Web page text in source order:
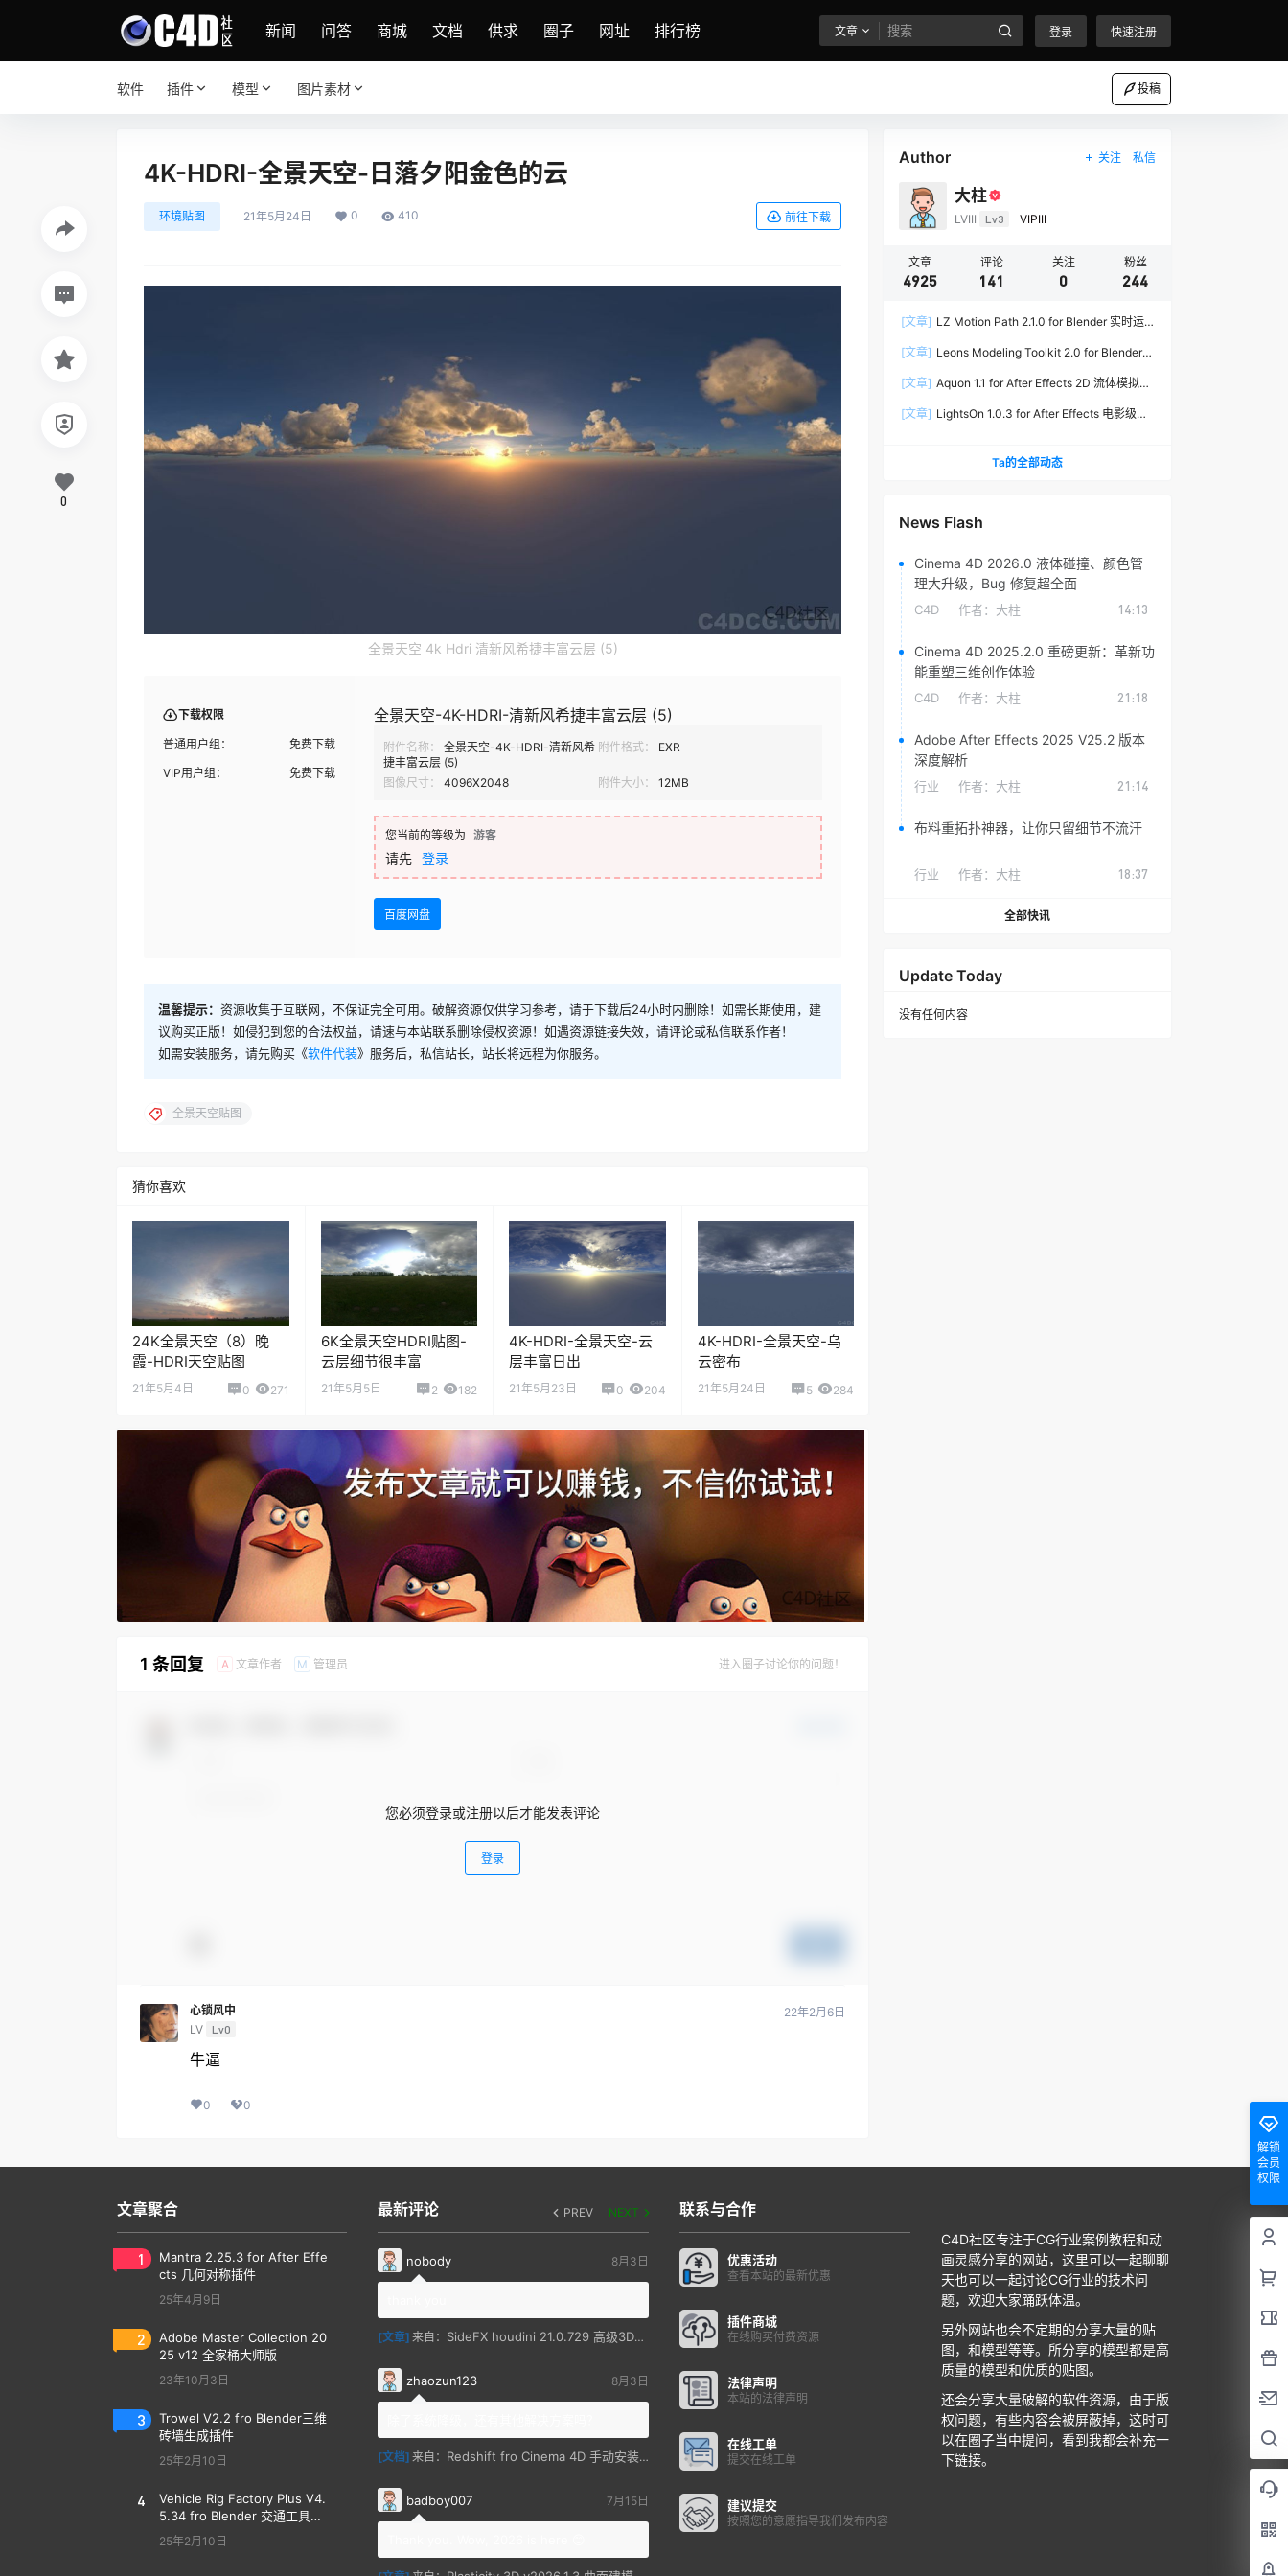
新闻 问答 商城 文档 供求 圈子 网址 排行榜 文章 登录 快速注册
软件 插件 模型 图片素材 投稿
4K-HDRI-全景天空-日落夕阳金色的云
环境贴图 21年5月24日 0 410 前往下载
全景天空 4k Hdri 清新风希捷丰富云层 (5)
下载权限
普通用户组：
免费下载
VIP用户组：
免费下载
全景天空-4K-HDRI-清新风希捷丰富云层 (5)
附件名称：
全景天空-4K-HDRI-清新风希
捷丰富云层 (5)
附件格式： EXR
图像尺寸： 4096X2048 附件大小： 12MB
您当前的等级为 游客
请先 登录
百度网盘
温馨提示： 资源收集于互联网，不保证完全可用。破解资源仅供学习参考，请于下载后24小时内删除！如需长期使用，建
议购买正版！如侵犯到您的合法权益，请速与本站联系删除侵权资源！如遇资源链接失效，请评论或私信联系作者！
如需安装服务，请先购买《软件代装》服务后，私信站长，站长将远程为你服务。
0
全景天空贴图
猜你喜欢
24K全景天空（8）晚
霞-HDRI天空贴图
21年5月4日 0 271
6K全景天空HDRI贴图-
云层细节很丰富
21年5月5日 2 182
4K-HDRI-全景天空-云
层丰富日出
21年5月23日 0 204
4K-HDRI-全景天空-乌
云密布
21年5月24日 5 284
1 条回复 A 文章作者 M 管理员 进入圈子讨论你的问题！
您必须登录或注册以后才能发表评论
登录
心锁风中
LV Lv0
22年2月6日
牛逼
0 0
Author 关注 私信
大柱
LVIII Lv3 VIPIII
文章
4925
评论
141
关注
0
粉丝
244
[文章] LZ Motion Path 2.1.0 for Blender 实时运
[文章] Leons Modeling Toolkit 2.0 for Blender
[文章] Aquon 1.1 for After Effects 2D 流体模拟插
[文章] LightsOn 1.0.3 for After Effects 电影级镜
Ta的全部动态
News Flash
Cinema 4D 2026.0 液体碰撞、颜色管
理大升级，Bug 修复超全面
C4D 作者： 大柱 14:13
Cinema 4D 2025.2.0 重磅更新：革新功
能重塑三维创作体验
C4D 作者： 大柱 21:18
Adobe After Effects 2025 V25.2 版本
深度解析
行业 作者： 大柱 21:14
布料重拓扑神器，让你只留细节不流汗
行业 作者： 大柱 18:37
全部快讯
Update Today
没有任何内容
解锁
会员
权限
文章聚合
1
Mantra 2.25.3 for After Effe
cts 几何对称插件
25年4月9日
2
Adobe Master Collection 20
25 v12 全家桶大师版
23年10月3日
3
Trowel V2.2 fro Blender三维
砖墙生成插件
25年2月10日
4
Vehicle Rig Factory Plus V4.
5.34 fro Blender 交通工具汽
车绑定插件
25年2月10日
最新评论 PREV NEXT
nobody 8月3日
[文章] 来自： SideFX houdini 21.0.729 高级3D特效软件
zhaozun123 8月3日
[文档] 来自： Redshift fro Cinema 4D 手动安装教程
badboy007 7月15日
联系与合作
优惠活动
查看本站的最新优惠
插件商城
在线购买付费资源
法律声明
本站的法律声明
在线工单
提交在线工单
建议提交
按照您的意愿指导我们发布内容
C4D社区专注于CG行业案例教程和动
画灵感分享的网站，这里可以一起聊聊
天也可以一起讨论CG行业的技术问
题，欢迎大家踊跃体温。
另外网站也会不定期的分享大量的贴
图，和模型等等。所分享的模型都是高
质量的模型和优质的贴图。
还会分享大量破解的软件资源，由于版
权问题，有些内容会被屏蔽掉，这时可
以在圈子当中提问，看到我都会补充一
下链接。